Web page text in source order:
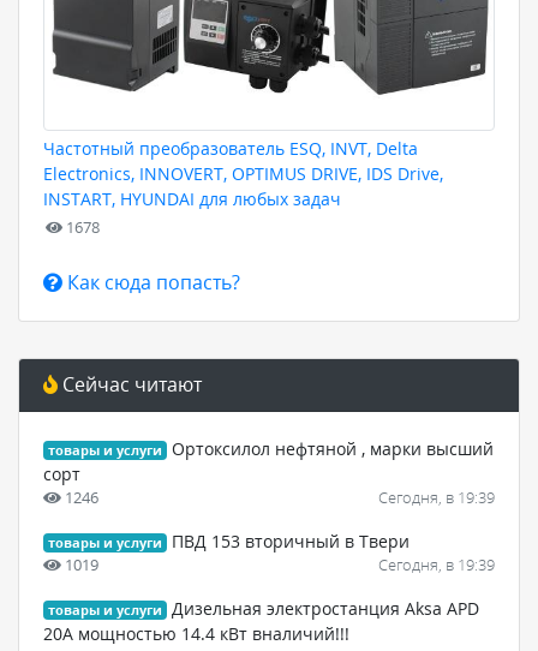
Частотный преобразователь ESQ, INVT, Delta
Electronics, INNOVERT, OPTIMUS DRIVE, IDS Drive,
INSTART, HYUNDAI для любых задач
1678
Как сюда попасть?
Сейчас читают
товары и услуги
Ортоксилол нефтяной , марки высший
сорт
1246 Сегодня, в 19:39
товары и услуги ПВД 153 вторичный в Твери
1019 Сегодня, в 19:39
товары и услуги
Дизельная электростанция Aksa APD
20A мощностью 14.4 кВт вналичий!!!